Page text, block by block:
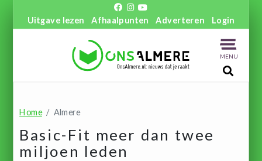
Uitgave lezen Afhaalpunten Adverteren Login
MENU
Home Almere
Basic-Fit meer dan twee
miljoen leden